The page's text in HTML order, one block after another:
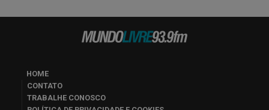
HOME
CONTATO
TRABALHE CONOSCO